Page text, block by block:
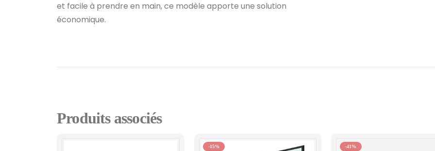
et facile à prendre en main, ce modèle apporte une solution
économique.
Produits associés
-15% -41%